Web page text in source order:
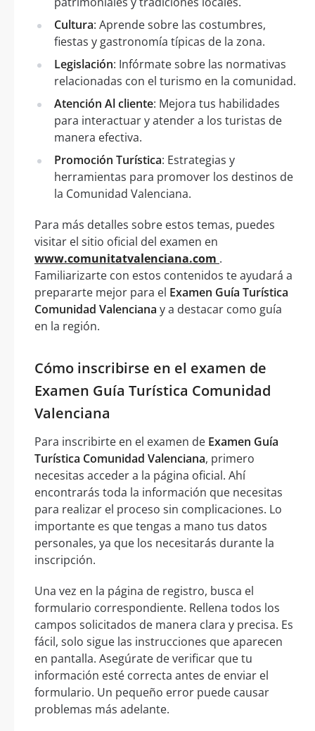
Cultura: Aprende sobre las costumbres,
fiestas y gastronomía típicas de la zona.
Legislación: Infórmate sobre las normativas
relacionadas con el turismo en la comunidad.
Atención Al cliente: Mejora tus habilidades
para interactuar y atender a los turistas de
manera efectiva.
Promoción Turística: Estrategias y
herramientas para promover los destinos de
la Comunidad Valenciana.
Para más detalles sobre estos temas, puedes
visitar el sitio oficial del examen en
www.comunitatvalenciana.com .
Familiarizarte con estos contenidos te ayudará a
prepararte mejor para el Examen Guía Turística
Comunidad Valenciana y a destacar como guía
en la región.
Cómo inscribirse en el examen de
Examen Guía Turística Comunidad
Valenciana
Para inscribirte en el examen de Examen Guía
Turística Comunidad Valenciana, primero
necesitas acceder a la página oficial. Ahí
encontrarás toda la información que necesitas
para realizar el proceso sin complicaciones. Lo
importante es que tengas a mano tus datos
personales, ya que los necesitarás durante la
inscripción.
Una vez en la página de registro, busca el
formulario correspondiente. Rellena todos los
campos solicitados de manera clara y precisa. Es
fácil, solo sigue las instrucciones que aparecen
en pantalla. Asegúrate de verificar que tu
información esté correcta antes de enviar el
formulario. Un pequeño error puede causar
problemas más adelante.